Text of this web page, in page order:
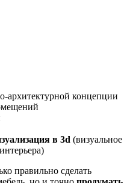
архитектурной концепции
в 3d (визуальное
правильно сделать